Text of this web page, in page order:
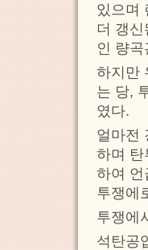
있으며
더 갱
인 량
하지만
는 당,
였다.
얼마전
하며 탄
하여 언
투쟁에
투쟁에
석탄공